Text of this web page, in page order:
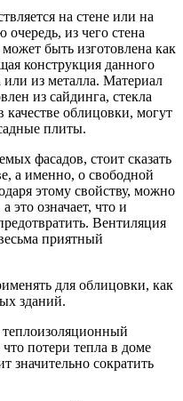
на стене или на
из чего стена
быть изготовлена как
конструкция данного
или из металла. Материал
из сайдинга, стекла
облицовки, могут
плиты.
фасадов, стоит сказать
а именно, о свободной
этому свойству, можно
это означает, что и
Вентиляция
приятный
для облицовки, как
зданий.
теплоизоляционный
потери тепла в доме
значительно сократить